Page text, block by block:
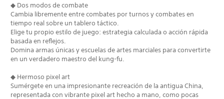
◆ Dos modos de combate
Cambia libremente entre combates por turnos y combates en
tiempo real sobre un tablero táctico.
Elige tu propio estilo de juego: estrategia calculada o acción rápida
basada en reflejos.
Domina armas únicas y escuelas de artes marciales para convertirte
en un verdadero maestro del kung-fu.
◆ Hermoso pixel art
Sumérgete en una impresionante recreación de la antigua China,
representada con vibrante pixel art hecho a mano, como pocas